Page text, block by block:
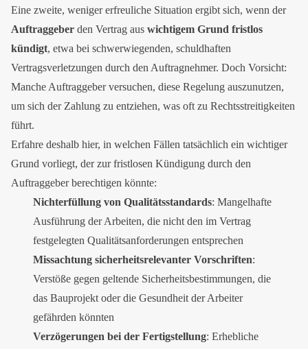
Eine zweite, weniger erfreuliche Situation ergibt sich, wenn der
Auftraggeber den Vertrag aus wichtigem Grund fristlos
kündigt, etwa bei schwerwiegenden, schuldhaften
Vertragsverletzungen durch den Auftragnehmer. Doch Vorsicht:
Manche Auftraggeber versuchen, diese Regelung auszunutzen,
um sich der Zahlung zu entziehen, was oft zu Rechtsstreitigkeiten
führt.
Erfahre deshalb hier, in welchen Fällen tatsächlich ein wichtiger
Grund vorliegt, der zur fristlosen Kündigung durch den
Auftraggeber berechtigen könnte:
Nichterfüllung von Qualitätsstandards: Mangelhafte
Ausführung der Arbeiten, die nicht den im Vertrag
festgelegten Qualitätsanforderungen entsprechen
Missachtung sicherheitsrelevanter Vorschriften:
Verstöße gegen geltende Sicherheitsbestimmungen, die
das Bauprojekt oder die Gesundheit der Arbeiter
gefährden könnten
Verzögerungen bei der Fertigstellung: Erhebliche